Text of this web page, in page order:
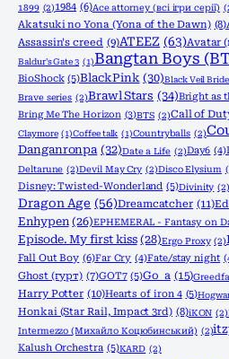
1899 (2)1984 (6)Ace attorney (всі ігри серії)
Akatsuki no Yona (Yona of the Dawn) (8)
Assassin's creed (9)ATEEZ (63)Avatar
Baldur's Gate 3 (1)Bangtan Boys
BioShock (5)BlackPink (30)Black Veil
Brave series (2)Brawl Stars (34)Bright as
Bring Me The Horizon (3)BTS (2)Call of
Claymore (1)Coffee talk (1)Countryballs (2)
Danganronpa (32)Date a Life (2)Day6 (4)
Deltarune (2)Devil May Cry (2)Disco Elysium
Disney: Twisted-Wonderland (5)Divinity (2)
Dragon Age (56)Dreamcatcher (11)
Enhypen (26)EPHEMERAL - Fantasy on
Episode. My first kiss (28)Ergo Proxy (2)
Fall Out Boy (6)Far Cry (4)Fate/stay night
Ghost (гурт) (7)GOT7 (5)Go_a (15)
Harry Potter (10)Hearts of iron 4 (5)
Honkai (Star Rail, Impact 3rd) (8)iKON (2)
Intermezzo (Михайло Коцюбинський) (2)
Kalush Orchestra (5)KARD (2)